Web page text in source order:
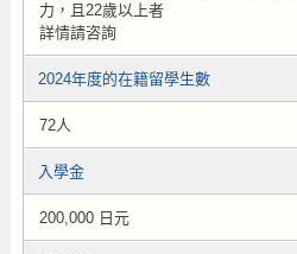
力，且22歲以上者
詳情請咨詢
2024年度的在籍留學生數
72人
入學金
200,000 日元